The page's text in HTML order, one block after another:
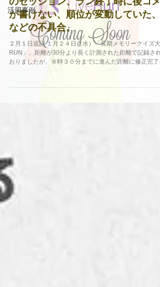
活用事例
が書けない、順位が変動していた、
などの不具合。
２月１日追記 １月２４日（水）「長期メモリークイズ大
RUN」。距離が30分より長く計測された距離で記録され
おりましたが、８時３０分までに進んだ距離に修正完了